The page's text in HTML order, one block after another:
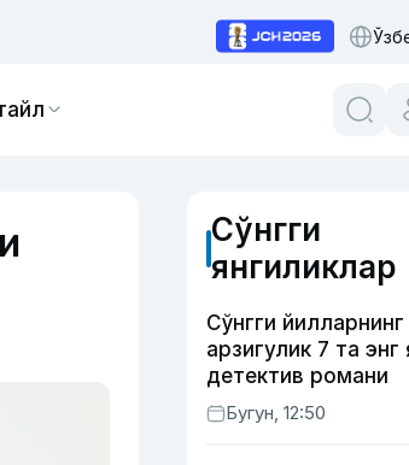
Сўнгги
янгиликлар
Сўнгги
арзигулик 7 та энг
детектив романи
Бугун, 12:50